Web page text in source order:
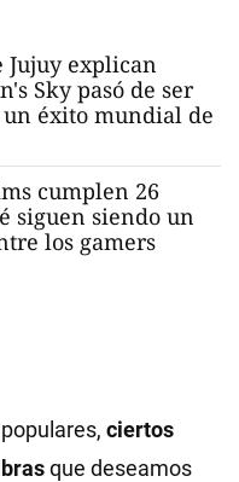
Jujuy explican
Sky pasó de ser
éxito mundial de
cumplen 26
siguen siendo un
los gamers
ciertos
que deseamos